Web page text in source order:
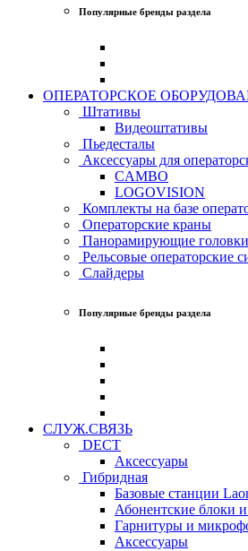
Популярные бренды раздела
ОПЕРАТОРСКОЕ
Штативы
Видеоштативы
Пьедесталы
Аксессуары для
CAMBO
LOGOVISION
Комплекты на базе
Операторские краны
Панорамирующие головки
Рельсовые операторские
Слайдеры
Популярные бренды раздела
СЛУЖ.СВЯЗЬ
DECT
Аксессуары
Гибридная
Базовые станции
Абонентские блоки
Гарнитуры и
Аксессуары